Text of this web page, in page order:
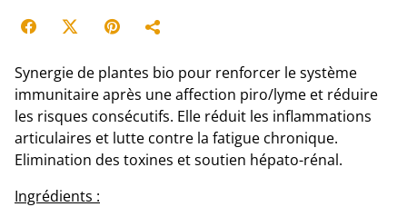
Synergie de plantes bio pour renforcer le système
immunitaire après une affection piro/lyme et réduire
les risques consécutifs. Elle réduit les inflammations
articulaires et lutte contre la fatigue chronique.
Elimination des toxines et soutien hépato-rénal.
Ingrédients :